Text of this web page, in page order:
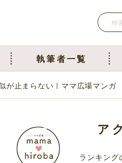
執筆者一覧
が止まらない｜ママ広場マンガ
ア
ランキング